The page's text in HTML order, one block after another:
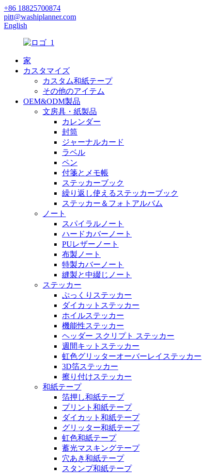
+86 18825700874
pitt@washiplanner.com
English
家
カスタマイズ
カスタム和紙テープ
その他のアイテム
OEM&ODM製品
文房具・紙製品
カレンダー
封筒
ジャーナルカード
ラベル
ペン
付箋とメモ帳
ステッカーブック
繰り返し使えるステッカーブック
ステッカー＆フォトアルバム
ノート
スパイラルノート
ハードカバーノート
PUレザーノート
布製ノート
特製カバーノート
縫製と中綴じノート
ステッカー
ぷっくりステッカー
ダイカットステッカー
ホイルステッカー
機能性ステッカー
ヘッダー スクリプト ステッカー
週間キットステッカー
虹色グリッターオーバーレイステッカー
3D箔ステッカー
擦り付けステッカー
和紙テープ
箔押し和紙テープ
プリント和紙テープ
ダイカット和紙テープ
グリッター和紙テープ
虹色和紙テープ
蓄光マスキングテープ
穴あき和紙テープ
スタンプ和紙テープ